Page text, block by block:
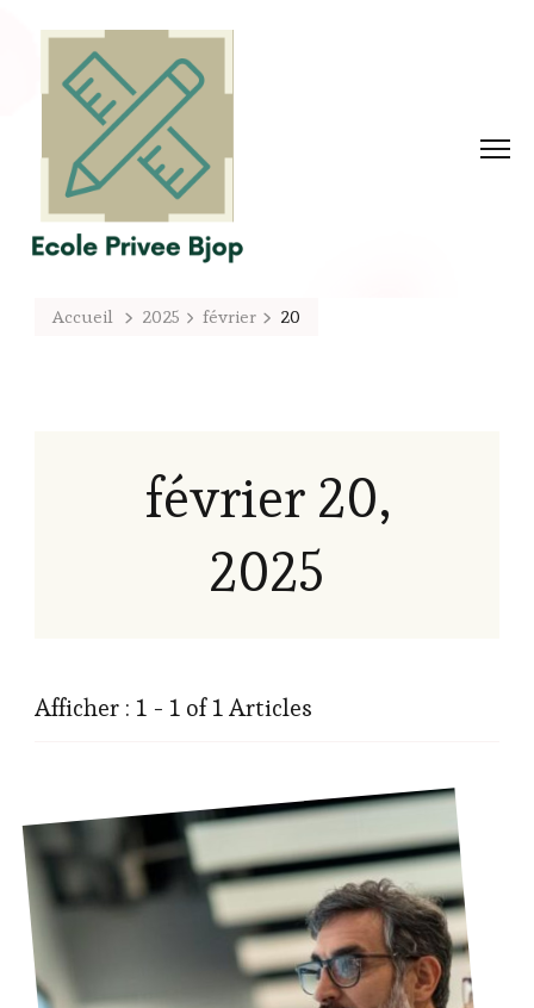
Accueil 2025 février 20
février 20,
2025
Afficher : 1 - 1 of 1 Articles